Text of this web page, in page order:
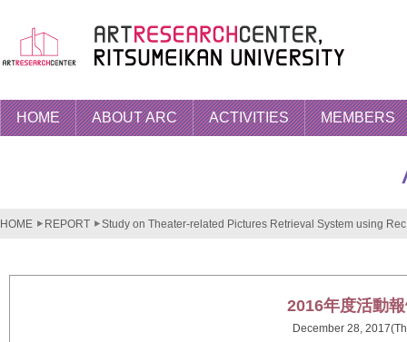
HOME ABOUT ARC ACTIVITIES MEMBERS
HOME REPORT Study on Theater-related Pictures Retrieval System using
2016年度活動
December 28,